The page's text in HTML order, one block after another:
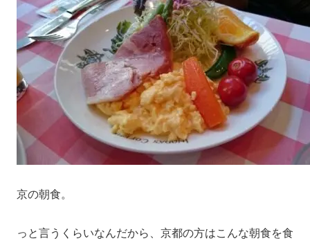
京の朝食。
っと言うくらいなんだから、京都の方はこんな朝食を食